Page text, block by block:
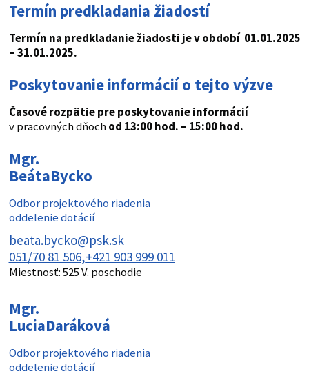
Termín predkladania žiadostí
Termín na predkladanie žiadosti je v období 01.01.2025
– 31.01.2025.
Poskytovanie informácií o tejto výzve
Časové rozpätie pre poskytovanie informácií
v pracovných dňochod 13:00 hod. – 15:00 hod.
Mgr.
BeátaBycko
Odbor projektového riadenia
oddelenie dotácií
beata.bycko@psk.sk
051/70 81 506 +421 903 999 011
Miestnosť:525 V. poschodie
Mgr.
LuciaDaráková
Odbor projektového riadenia
oddelenie dotácií